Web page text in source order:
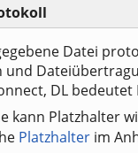
Datei
und
DL
kann Platzhalter
Platzhalter im